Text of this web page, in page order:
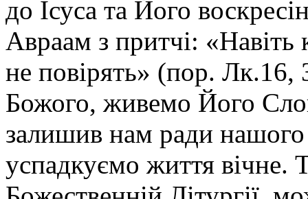
до Ісуса та Його
Авраам з притчі: «Навіть
не повірять» (пор.
Божого, живемо Його
залишив нам ради
успадкуємо життя вічне.